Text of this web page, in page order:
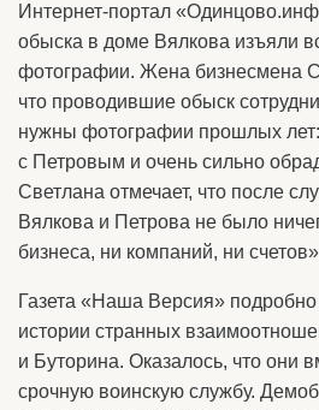
Интернет-портал
обыска в доме Вялкова изъяли
фотографии. Жена бизнесмена
что проводившие обыск
нужны фотографии прошлых
с Петровым и очень сильно
Светлана отмечает, что после
Вялкова и Петрова не было
бизнеса, ни компаний, ни
Газета «Наша Версия» подробно
истории странных
и Буторина. Оказалось, что они
срочную воинскую службу.